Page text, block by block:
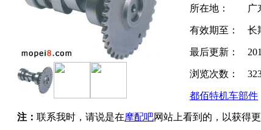
所在地： 广
有效期至： 长
最后更新：
浏览次数：
都佰特机车部件
注： 联系我时，请说是在摩配吧网站上看到的，以获得